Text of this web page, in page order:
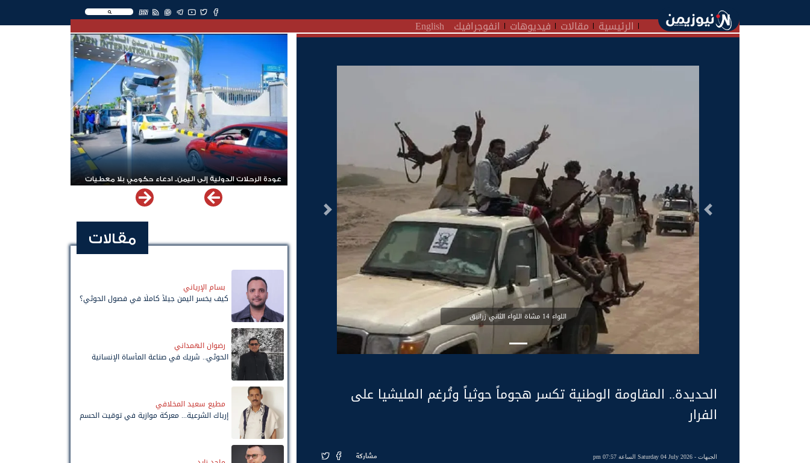
EN
الرئيسية مقالات فيديوهات انفوجرافيك English
اللواء 14 مشاة اللواء الثاني زرانيق
السابق التالى
الحديدة.. المقاومة الوطنية تكسر هجوماً حوثياً وتُرغم المليشيا على
الفرار
الجبهات- Saturday 04 July 2026 الساعة 07:57 pm مشاركة
عودة الرحلات الدولية إلى اليمن.. ادعاء حكومي بلا معطيات
مقالات
بسام الإرياني
كيف يخسر اليمن جيلاً كاملًا في فصول الحوثي؟
رضوان الهمداني
الحوثي.. شريك في صناعة المأساة الإنسانية
مطيع سعيد المخلافي
إرباك الشرعية... معركة موازية في توقيت الحسم